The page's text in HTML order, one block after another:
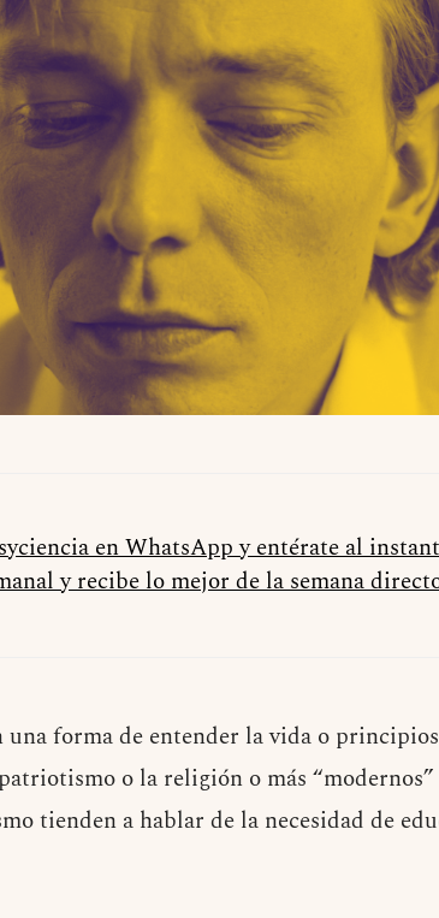
en WhatsApp y entérate al
y recibe lo mejor de la semana
una forma de entender la vida o
o la religión o más
tienden a hablar de la necesidad de